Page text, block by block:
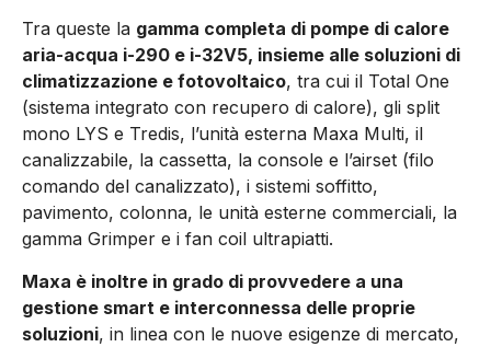
Tra que­ste la gamma completa di pompe di calore
aria-acqua i-290 e i-32V5, insieme alle soluzioni di
climatizzazione e fotovoltaico, tra cui il Total One
(sistema integrato con recupero di calore), gli split
mono LYS e Tredis, l’unità esterna Maxa Multi, il
canalizzabi­le, la cassetta, la console e l’airset (filo
comando del canalizzato), i sistemi soffitto,
pavimento, colonna, le unità esterne commer­ciali, la
gamma Grimper e i fan coil ultrapiatti.
Maxa è inoltre in grado di provvedere a una
gestione smart e interconnessa del­le proprie
soluzioni, in linea con le nuove esigenze di mercato,